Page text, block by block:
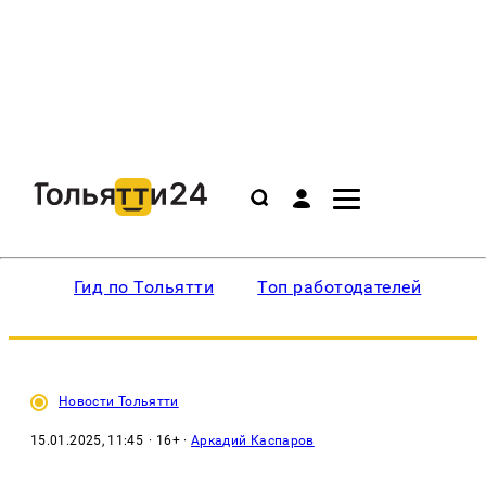
Гид по Тольятти Топ работодателей
Новости Тольятти
15.01.2025, 11:45 · 16+ ·Аркадий Каспаров